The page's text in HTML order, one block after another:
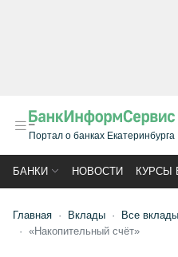
Портал о банках Екатеринбурга
БАНКИ НОВОСТИ КУРСЫ
Главная Вклады
Все
«Накопительный счёт»